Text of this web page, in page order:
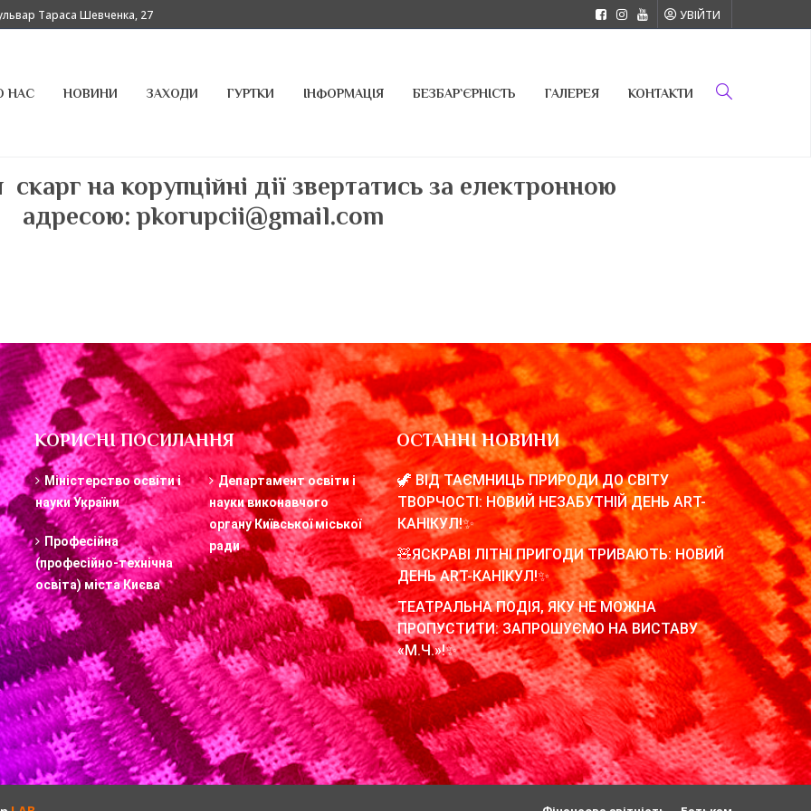
Тараса Шевченка, 27 УВІЙТИ
НАС НОВИНИ ЗАХОДИ ГУРТКИ ІНФОРМАЦІЯ БЕЗБАР`ЄРНІСТЬ ГАЛЕРЕЯ КОНТАКТИ
на корупційні дії звертатись за електронною
адресою:pkorupcii@gmail.com
КОРИСНІ ПОСИЛАННЯ
Міністерство освіти і
науки України
Професійна
(професійно-технічна
освіта) міста Києва
Департамент освіти і
науки виконавчого
органу Київської міської
ради
ОСТАННІ НОВИНИ
🦖 ВІД ТАЄМНИЦЬ ПРИРОДИ ДО СВІТУ
ТВОРЧОСТІ: НОВИЙ НЕЗАБУТНІЙ ДЕНЬ ART-
КАНІКУЛ!✨
🧸ЯСКРАВІ ЛІТНІ ПРИГОДИ ТРИВАЮТЬ: НОВИЙ
ДЕНЬ ART-КАНІКУЛ!✨
ТЕАТРАЛЬНА ПОДІЯ, ЯКУ НЕ МОЖНА
ПРОПУСТИТИ: ЗАПРОШУЄМО НА ВИСТАВУ
«М.Ч.»!✨